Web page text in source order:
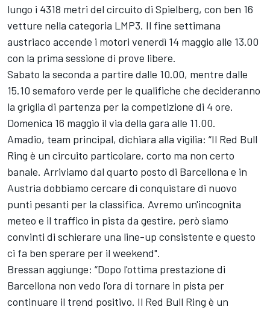
lungo i 4318 metri del circuito di Spielberg, con ben 16
vetture nella categoria LMP3. Il fine settimana
austriaco accende i motori venerdì 14 maggio alle 13.00
con la prima sessione di prove libere.
Sabato la seconda a partire dalle 10.00, mentre dalle
15.10 semaforo verde per le qualifiche che decideranno
la griglia di partenza per la competizione di 4 ore.
Domenica 16 maggio il via della gara alle 11.00.
Amadio, team principal, dichiara alla vigilia: “Il Red Bull
Ring è un circuito particolare, corto ma non certo
banale. Arriviamo dal quarto posto di Barcellona e in
Austria dobbiamo cercare di conquistare di nuovo
punti pesanti per la classifica. Avremo un'incognita
meteo e il traffico in pista da gestire, però siamo
convinti di schierare una line-up consistente e questo
ci fa ben sperare per il weekend".
Bressan aggiunge: “Dopo l'ottima prestazione di
Barcellona non vedo l'ora di tornare in pista per
continuare il trend positivo. Il Red Bull Ring è un